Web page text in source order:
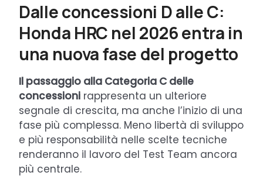
Dalle concessioni D alle C:
Honda HRC nel 2026 entra in
una nuova fase del progetto
Il passaggio alla Categoria C delle
concessioni rappresenta un ulteriore
segnale di crescita, ma anche l’inizio di una
fase più complessa. Meno libertà di sviluppo
e più responsabilità nelle scelte tecniche
renderanno il lavoro del Test Team ancora
più centrale.